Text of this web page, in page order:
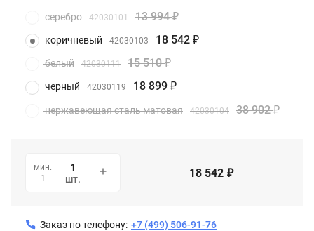
серебро 42030101 13 994₽
коричневый 42030103 18 542 ₽
белый 42030111 15 510₽
черный 42030119 18 899 ₽
нержавеющая сталь матовая 42030104 38 902₽
мин.
1
шт. 18 542 ₽
Заказ по телефону: +7 (499) 506-91-76